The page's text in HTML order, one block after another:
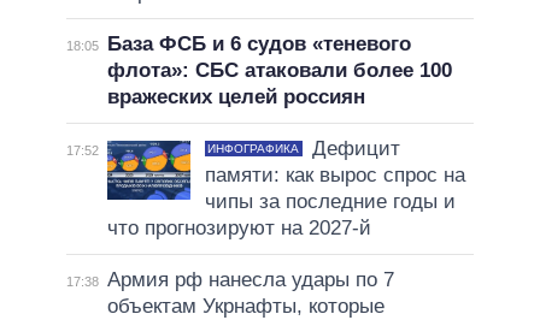
18:05
База ФСБ и 6 судов «теневого
флота»: СБС атаковали более 100
вражеских целей россиян
17:52 ИНФОГРАФИКА
Дефицит
памяти: как вырос спрос на
чипы за последние годы и
что прогнозируют на 2027-й
17:38 Армия рф нанесла удары по 7
объектам Укрнафты, которые